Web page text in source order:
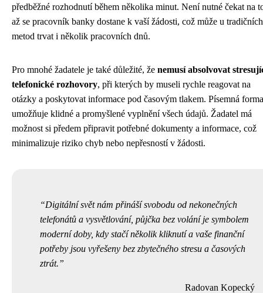
předběžné rozhodnutí během několika minut. Není nutné čekat na
až se pracovník banky dostane k vaší žádosti, což může u tradičních
metod trvat i několik pracovních dnů.
Pro mnohé žadatele je také důležité, že nemusí absolvovat
telefonické rozhovory, při kterých by museli rychle reagovat na
otázky a poskytovat informace pod časovým tlakem. Písemná forma
umožňuje klidné a promyšlené vyplnění všech údajů. Žadatel má
možnost si předem připravit potřebné dokumenty a informace, což
minimalizuje riziko chyb nebo nepřesností v žádosti.
Digitální svět nám přináší svobodu od nekonečných
telefonátů a vysvětlování, půjčka bez volání je symbolem
moderní doby, kdy stačí několik kliknutí a vaše finanční
potřeby jsou vyřešeny bez zbytečného stresu a časových
ztrát.
Radovan Kopecký